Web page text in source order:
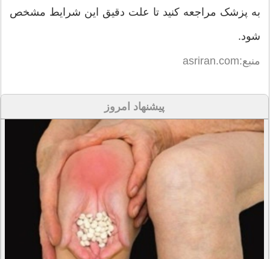
به پزشک مراجعه کنید تا علت دقیق این شرایط مشخص
شود.
منبع:asriran.com
پیشنهاد امروز